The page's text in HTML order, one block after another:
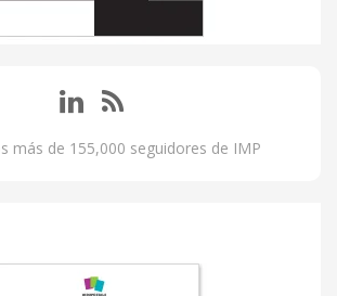
más de 155,000 seguidores de IMP